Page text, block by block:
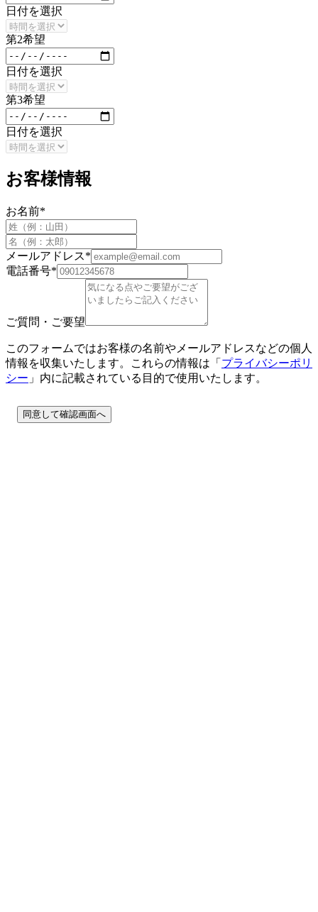
日付を選択
第2希望
日付を選択
第3希望
日付を選択
お客様情報
お名前*
メールアドレス*
電話番号*
ご質問・ご要望
このフォームではお客様の名前やメールアドレスなどの個人
情報を収集いたします。これらの情報は「 プライバシーポリ
シー 」内に記載されている目的で使用いたします。
同意して確認画面へ